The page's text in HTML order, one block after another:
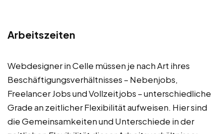
Arbeitszeiten
Webdesigner in Celle müssen je nach Art ihres
Beschäftigungsverhältnisses – Nebenjobs,
Freelancer Jobs und Vollzeitjobs – unterschiedliche
Grade an zeitlicher Flexibilität aufweisen. Hier sind
die Gemeinsamkeiten und Unterschiede in der